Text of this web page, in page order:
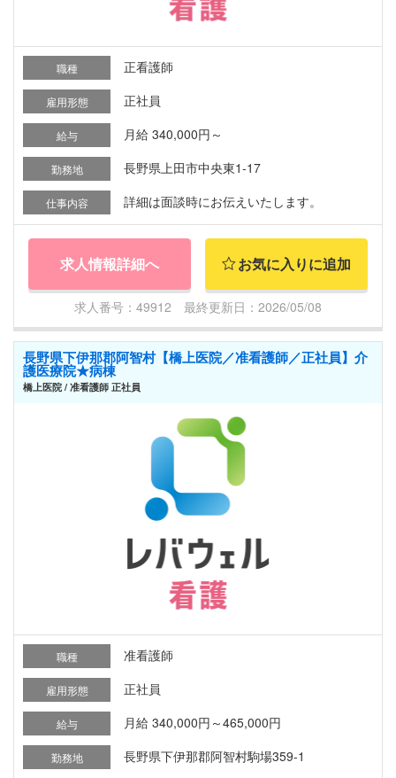
職種 正看護師
雇用形態 正社員
給与 月給 340,000円～
勤務地 長野県上田市中央東1-17
仕事内容 詳細は面談時にお伝えいたします。
求人情報詳細へ お気に入りに追加
求人番号：49912 最終更新日：2026/05/08
長野県下伊那郡阿智村【橋上医院／准看護師／正社員】介
護医療院★病棟
橋上医院 / 准看護師 正社員
職種 准看護師
雇用形態 正社員
給与 月給 340,000円～465,000円
勤務地 長野県下伊那郡阿智村駒場359-1